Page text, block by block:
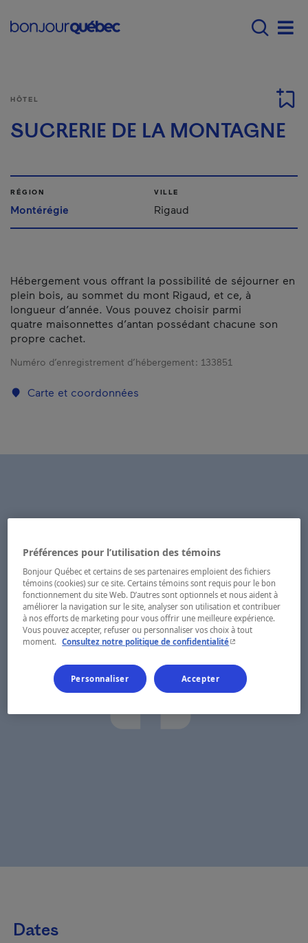
Main navigation -
HÔTEL
SUCRERIE DE LA MONTAGNE
RÉGION
Montérégie
VILLE
Rigaud
Hébergement vous offrant la possibilité de séjourner en
plein bois, au sommet du mont Rigaud, et ce, à
longueur d’année. Vous pouvez choisir parmi
quatre maisonnettes d’antan possédant chacune son
propre cachet.
Numéro d’enregistrement d’hébergement : 133851
Carte et coordonnées
Dates
Préférences pour l’utilisation des témoins
Bonjour Québec et certains de ses partenaires emploient des fichiers
témoins (cookies) sur ce site. Certains témoins sont requis pour le bon
fonctionnement du site Web. D’autres sont optionnels et nous aident à
améliorer la navigation sur le site, analyser son utilisation et contribuer
à nos efforts de marketing pour vous offrir une meilleure expérience.
Vous pouvez accepter, refuser ou personnaliser vos choix à tout
moment. Consultez notre politique de confidentialité- Cet hyperlien
Personnaliser Accepter